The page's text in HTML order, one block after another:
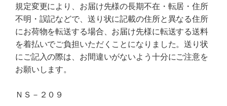
規定変更により、お届け先様の長期不在・転居・住所
不明・誤記などで、送り状に記載の住所と異なる住所
にお荷物を転送する場合、お届け先様に転送する送料
を着払いでご負担いただくことになりました。送り状
にご記入の際は、お間違いがないよう十分にご注意を
お願いします。
ＮＳ－２０９